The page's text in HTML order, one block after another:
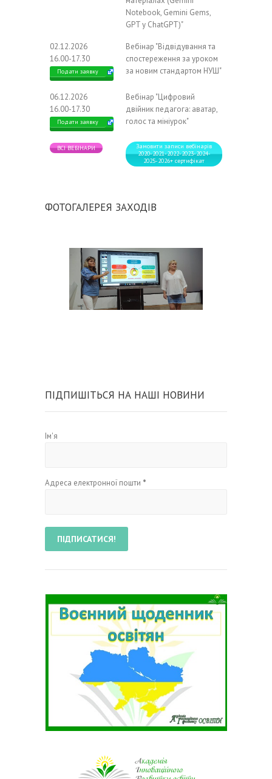
Notebook, Gemini Gems,
GPT у ChatGPT)"
02.12.2026
16.00-17.30
Подати заявку
Вебінар "Відвідування та
спостереження за уроком
за новим стандартом НУШ"
06.12.2026
16.00-17.30
Подати заявку
Вебінар "Цифровий
двійник педагога: аватар,
голос та мініурок"
ВСІ ВЕБІНАРИ
Замовити записи вебінарів
2020-2021-2022-2023-2024-
2025-2026+ сертифікат
ФОТОГАЛЕРЕЯ ЗАХОДІВ
ПІДПИШІТЬСЯ НА НАШІ НОВИНИ
Ім'я
Адреса електронної пошти *